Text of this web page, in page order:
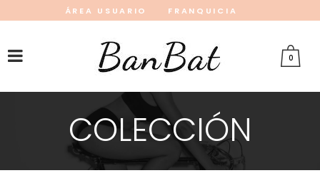
ÁREA USUARIO
FRANQUICIA
0
COLECCIÓN